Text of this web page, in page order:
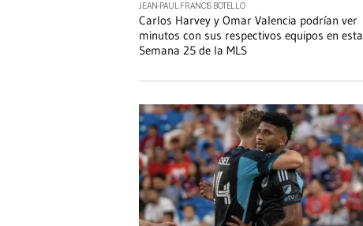
JEAN-PAUL FRANCIS BOTELLO
Carlos Harvey y Omar Valencia podrían ver
minutos con sus respectivos equipos en esta
Semana 25 de la MLS